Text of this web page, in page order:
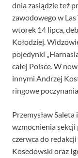
dnia zasiądzie też
zawodowego w Las
wtorek 14 lipca,
Kołodziej.
pojedynki
całej Polsce. W
innymi Andrzej
ringowe
Przemysław
wzmocnienia
czerwca do
Kosedowski oraz